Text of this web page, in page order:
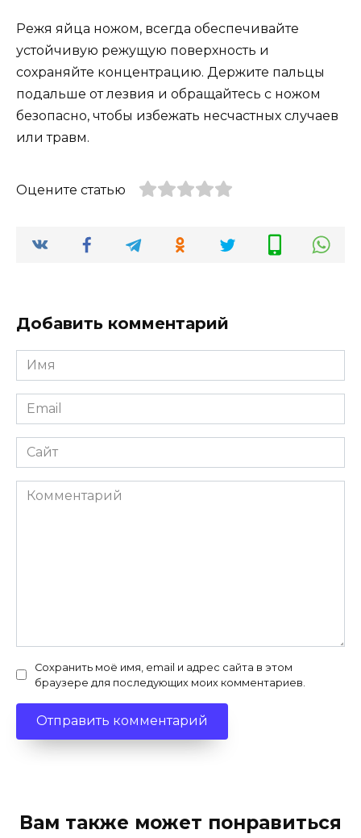
Режя яйца ножом, всегда обеспечивайте
устойчивую режущую поверхность и
сохраняйте концентрацию. Держите пальцы
подальше от лезвия и обращайтесь с ножом
безопасно, чтобы избежать несчастных случаев
или травм.
Оцените статью
Добавить комментарий
Имя
*
Email
*
Сайт
Комментарий
Сохранить моё имя, email и адрес сайта в этом
браузере для последующих моих комментариев.
Вам также может понравиться